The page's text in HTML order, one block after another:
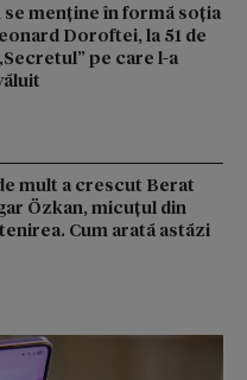
se menţine în formă soţia
Doroftei, la 51 de
pe care l-a
mult a crescut Berat
Özkan, micuțul din
Cum arată astăzi